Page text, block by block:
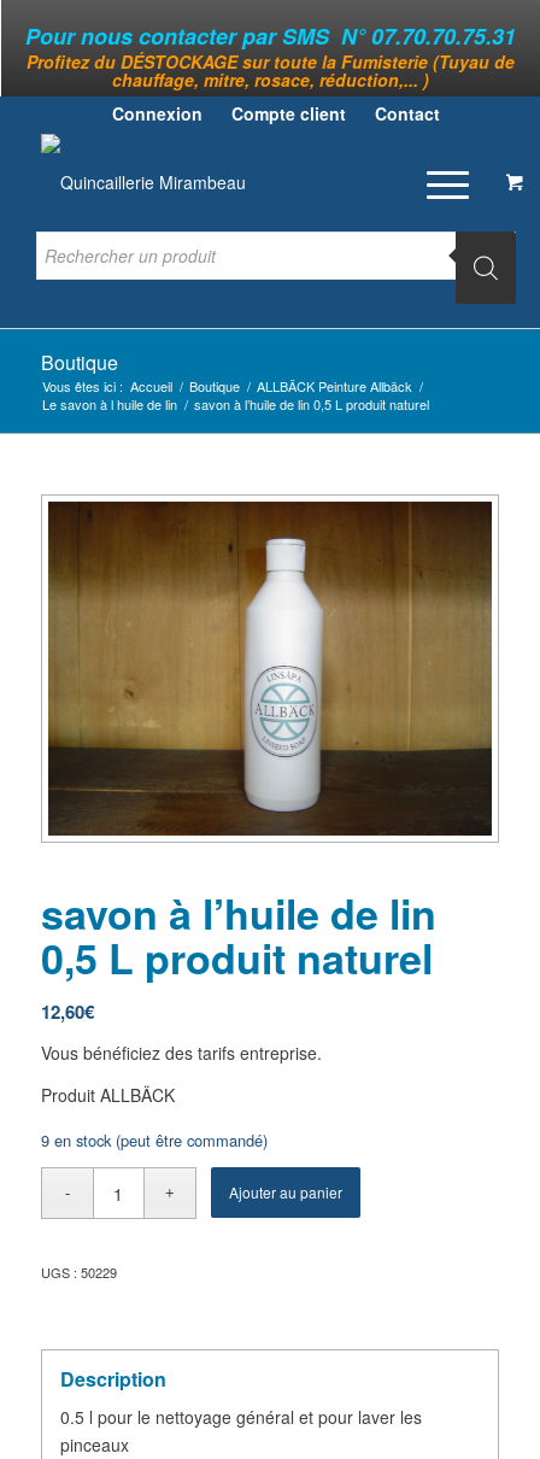
Pour nous contacter par SMS N° 07.70.70.75.31
Profitez du DÉSTOCKAGE sur toute la Fumisterie (Tuyau de
chauffage, mitre, rosace, réduction,... )
Connexion
Compte client Contact
Boutique
Vous êtes ici : Accueil / Boutique / ALLBÄCK Peinture Allbäck /
Le savon à l huile de lin / savon à l’huile de lin 0,5 L produit naturel
savon à l’huile de lin
0,5 L produit naturel
12,60€
Vous bénéficiez des tarifs entreprise.
Produit ALLBÄCK
9 en stock (peut être commandé)
Ajouter au panier
UGS : 50229
Description
0.5 l pour le nettoyage général et pour laver les
pinceaux